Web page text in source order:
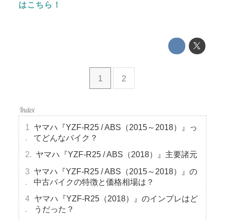
はこちら！
1 2
ヤマハ『YZF-R25 / ABS（2015～2018）』っ
てどんなバイク？
ヤマハ『YZF-R25 / ABS（2018）』主要諸元
ヤマハ『YZF-R25 / ABS（2015～2018）』の
中古バイクの特徴と価格相場は？
ヤマハ『YZF-R25（2018）』のインプレはど
うだった？